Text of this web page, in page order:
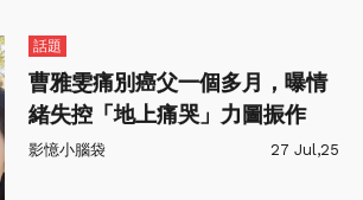
話題
曹雅雯痛別癌父一個多月，曝情
緒失控「地上痛哭」力圖振作
影憶小腦袋 27 Jul,25